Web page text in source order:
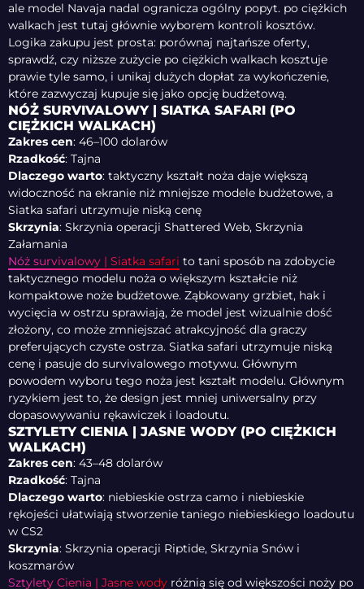
ale model Navaja nadal ogranicza ogólny popyt. po ciężkich
walkach jest tutaj głównie wyborem kontroli kosztów.
Logika zakupu jest prosta: porównaj najtańsze oferty,
sprawdź, czy niższe zużycie po ciężkich walkach kosztuje
prawie tyle samo, i unikaj dużych dopłat za wykończenie,
które zazwyczaj kupuje się jako opcję budżetową.
NÓŻ SURVIVALOWY | SIATKA SAFARI (PO
CIĘŻKICH WALKACH)
Zakres cen: 46–100 dolarów
Rzadkość: Tajna
Dlaczego warto: taktyczny kształt noża daje większą
widoczność na ekranie niż mniejsze modele budżetowe, a
Siatka safari utrzymuje niską cenę
Skrzynia: Skrzynia operacji Shattered Web, Skrzynia
Załamania
Nóż survivalowy | Siatka safari to tani sposób na zdobycie
taktycznego modelu noża o większym kształcie niż
kompaktowe noże budżetowe. Ząbkowany grzbiet, hak i
wycięcia w ostrzu sprawiają, że model jest wizualnie dość
złożony, co może zmniejszać atrakcyjność dla graczy
preferujących czyste ostrza. Siatka safari utrzymuje niską
cenę i pasuje do survivalowego motywu. Głównym
powodem wyboru tego noża jest kształt modelu. Głównym
ryzykiem jest to, że design jest mniej uniwersalny przy
dopasowywaniu rękawiczek i loadoutu.
SZTYLETY CIENIA | JASNE WODY (PO CIĘŻKICH
WALKACH)
Zakres cen: 43–48 dolarów
Rzadkość: Tajna
Dlaczego warto: niebieskie ostrza camo i niebieskie
rękojeści ułatwiają stworzenie taniego niebieskiego loadoutu
w CS2
Skrzynia: Skrzynia operacji Riptide, Skrzynia Snów i
koszmarów
Sztylety Cienia | Jasne wody różnią się od większości noży po